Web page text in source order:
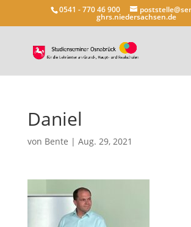
0541 - 770 46 900
ghrs.niedersachsen.de
Daniel
von Bente | Aug. 29, 2021